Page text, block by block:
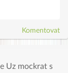
a mixovala, co
a ne do
sladěnky
taková krásná
díváte, jak to
Komentovat
Uz mockrat s